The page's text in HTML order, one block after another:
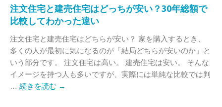
注文住宅と建売住宅はどっちが安い？30年総額で
比較してわかった違い
注文住宅と建売住宅はどちらが安い？ 家を購入するとき、
多くの人が最初に気になるのが「結局どちらが安いのか」と
いう部分です。 注文住宅は高い。 建売住宅は安い。 そんな
イメージを持つ人も多いですが、実際には単純な比較では判
… 続きを読む →